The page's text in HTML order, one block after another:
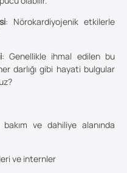
: Nörokardiyojenik etkilerle
: Genellikle ihmal edilen bu
darlığı gibi hayati bulgular
ve dahiliye alanında
ve internler